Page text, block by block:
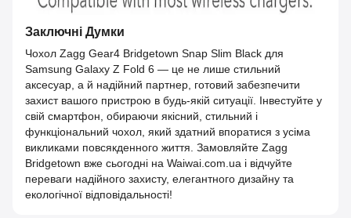
Заключні Думки
Чохол Zagg Gear4 Bridgetown Snap Slim Black для
Samsung Galaxy Z Fold 6 — це не лише стильний
аксесуар, а й надійний партнер, готовий забезпечити
захист вашого пристрою в будь-якій ситуації. Інвестуйте у
свій смартфон, обираючи якісний, стильний і
функціональний чохол, який здатний впоратися з усіма
викликами повсякденного життя. Замовляйте Zagg
Bridgetown вже сьогодні на Waiwai.com.ua і відчуйте
переваги надійного захисту, елегантного дизайну та
екологічної відповідальності!